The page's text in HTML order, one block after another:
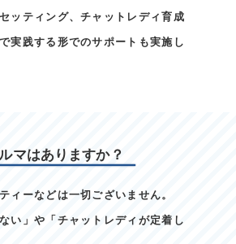
ッティング、チャットレディ育成
実践する形でのサポートも実施し
マはありますか？
ィーなどは一切ございません。
い」や「チャットレディが定着し